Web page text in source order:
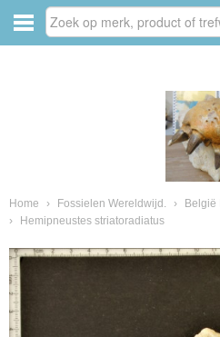
Home › Fossielen Wereldwijd. › België
›
Hemipneustes striatoradiatus
van fossielen en mineralen